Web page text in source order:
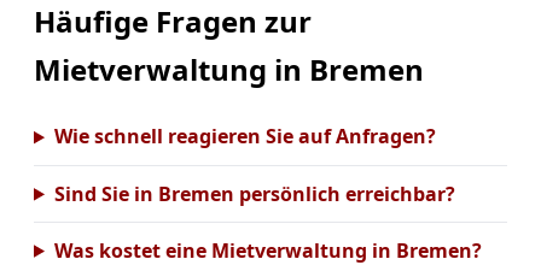
Häufige Fragen zur
Mietverwaltung in Bremen
Wie schnell reagieren Sie auf Anfragen?
Sind Sie in Bremen persönlich erreichbar?
Was kostet eine Mietverwaltung in Bremen?